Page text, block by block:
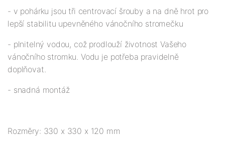
- v pohárku jsou tři centrovací šrouby a na dně hrot pro
lepší stabilitu upevněného vánočního stromečku
- plnitelný vodou, což prodlouží životnost Vašeho
vánočního stromku. Vodu je potřeba pravidelně
doplňovat.
- snadná montáž
Rozměry: 330 x 330 x 120 mm